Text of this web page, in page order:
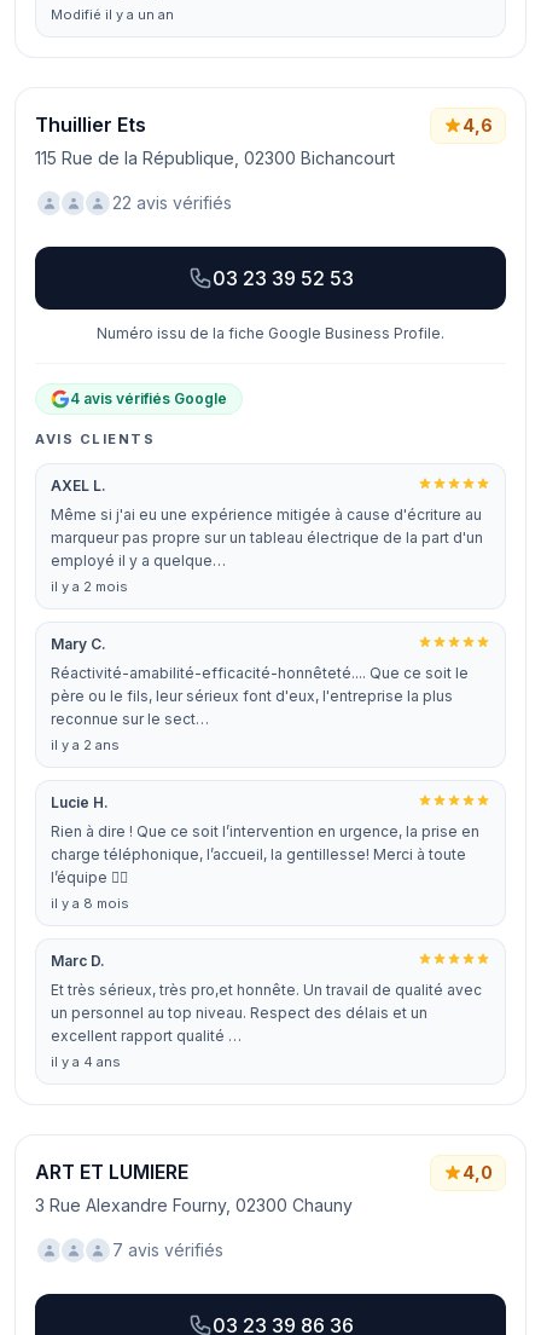
Modifié il y a un an
Thuillier Ets
115 Rue de la République, 02300 Bichancourt
4,6
22 avis vérifiés
03 23 39 52 53
Numéro issu de la fiche Google Business Profile.
4 avis vérifiés Google
AVIS CLIENTS
AXEL L.
Même si j'ai eu une expérience mitigée à cause d'écriture au
marqueur pas propre sur un tableau électrique de la part d'un
employé il y a quelque…
il y a 2 mois
Mary C.
Réactivité-amabilité-efficacité-honnêteté.... Que ce soit le
père ou le fils, leur sérieux font d'eux, l'entreprise la plus
reconnue sur le sect…
il y a 2 ans
Lucie H.
Rien à dire ! Que ce soit l’intervention en urgence, la prise en
charge téléphonique, l’accueil, la gentillesse! Merci à toute
l’équipe 👍🏻
il y a 8 mois
Marc D.
Et très sérieux, très pro,et honnête. Un travail de qualité avec
un personnel au top niveau. Respect des délais et un
excellent rapport qualité …
il y a 4 ans
ART ET LUMIERE
3 Rue Alexandre Fourny, 02300 Chauny
4,0
7 avis vérifiés
03 23 39 86 36